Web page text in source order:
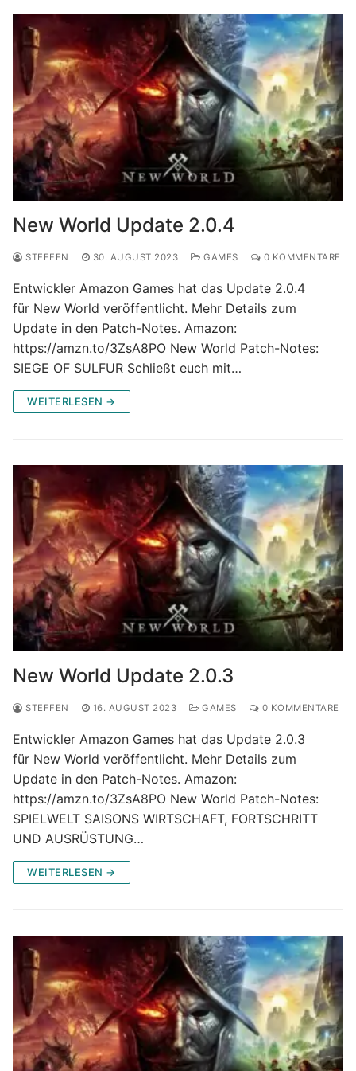
New World Update 2.0.4
STEFFEN 30. AUGUST 2023 GAMES 0 KOMMENTARE
Entwickler Amazon Games hat das Update 2.0.4
für New World veröffentlicht. Mehr Details zum
Update in den Patch-Notes. Amazon:
https://amzn.to/3ZsA8PO New World Patch-Notes:
SIEGE OF SULFUR Schließt euch mit…
WEITERLESEN →
New World Update 2.0.3
STEFFEN 16. AUGUST 2023 GAMES 0 KOMMENTARE
Entwickler Amazon Games hat das Update 2.0.3
für New World veröffentlicht. Mehr Details zum
Update in den Patch-Notes. Amazon:
https://amzn.to/3ZsA8PO New World Patch-Notes:
SPIELWELT SAISONS WIRTSCHAFT, FORTSCHRITT
UND AUSRÜSTUNG…
WEITERLESEN →